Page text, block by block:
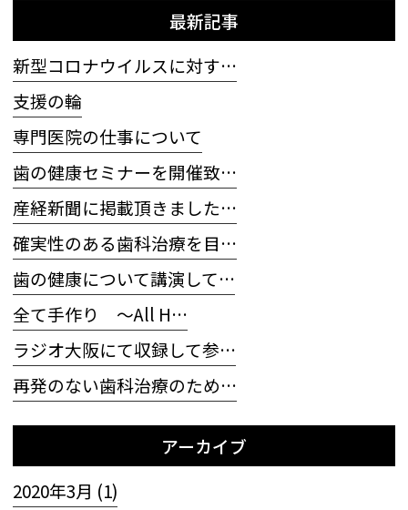
最新記事
新型コロナウイルスに対す…
支援の輪
専門医院の仕事について
歯の健康セミナーを開催致…
産経新聞に掲載頂きました…
確実性のある歯科治療を目…
歯の健康について講演して…
全て手作り 〜All H…
ラジオ大阪にて収録して参…
再発のない歯科治療のため…
アーカイブ
2020年3月 (1)